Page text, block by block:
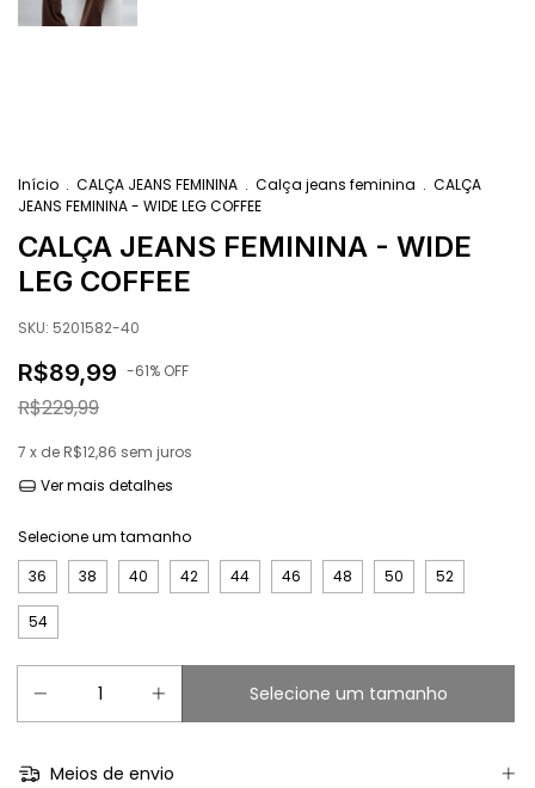
Início . CALÇA JEANS FEMININA . Calça jeans feminina . CALÇA
JEANS FEMININA - WIDE LEG COFFEE
CALÇA JEANS FEMININA - WIDE
LEG COFFEE
SKU: 5201582-40
R$89,99 -61% OFF
R$229,99
7 x de R$12,86 sem juros
Ver mais detalhes
Selecione um tamanho
36
38 40 42 44 46 48 50 52
54
Meios de envio